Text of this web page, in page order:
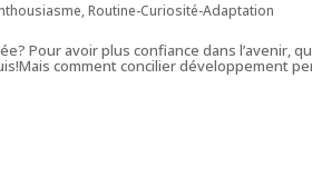
,Routine-Curiosité-Adaptation
Pour avoir plus confiance dans l’avenir,
comment concilier développement